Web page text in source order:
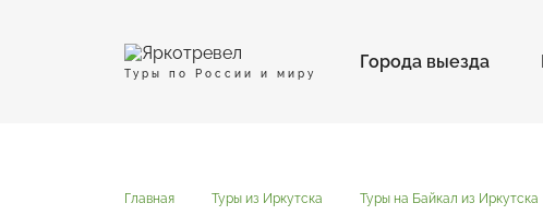
Туры по России и миру
Города выезда
Главная Туры из Иркутска Туры на Байкал из Иркутска